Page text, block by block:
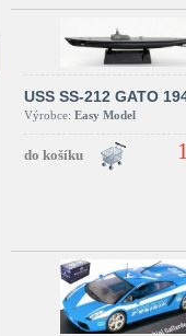
USS SS-212 GATO
Výrobce: Easy Model